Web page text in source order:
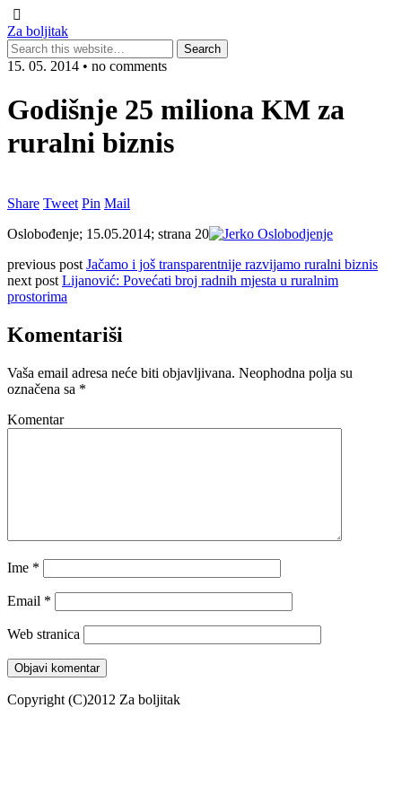
Za boljitak
15. 05. 2014 • no comments
Godišnje 25 miliona KM za
ruralni biznis
Share Tweet Pin Mail
Oslobođenje; 15.05.2014; strana 20
previous post Jačamo i još transparentnije razvijamo ruralni biznis
next post Lijanović: Povećati broj radnih mjesta u ruralnim
prostorima
Komentariši
Vaša email adresa neće biti objavljivana. Neophodna polja su
označena sa *
Komentar
Ime *
Email *
Web stranica
Copyright (C)2012 Za boljitak